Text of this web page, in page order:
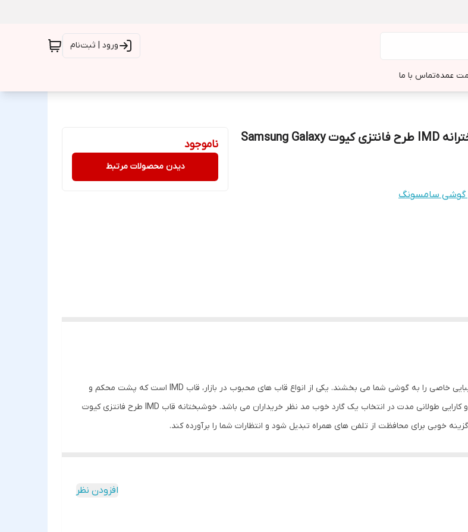
ورود | ثبت‌نام
عمدهتماس با ما
قاب فانتزی دخترانه IMD طرح فانتزی کیوت Samsung Galaxy
گوشی سامسونگ
ناموجود
دیدن محصولات مرتبط
کاورها علاوه بر محافظت از بدنه گوشی، به دلیل داشتن طرح های متنوع، زیبایی خاصی را به گوشی شما می بخشند. یکی از انواع قاب های محبوب در بازار، قاب IMD است که پشت محکم و
کناره های ژله ای دارد. همیشه مشخصه هایی مانند میزان مقاومت، زیبایی و کارایی طولانی مدت در انتخاب یک گارد خوب مد نظر خریداران می باشد. خوشبختانه قاب IMD طرح فانتزی کیوت
خوبی برای محافظت از تلفن های همراه تبدیل شود و انتظارات شما را برآورده کند.
افزودن نظر